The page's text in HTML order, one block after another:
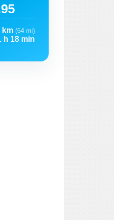
km (64 mi)
h 18 min